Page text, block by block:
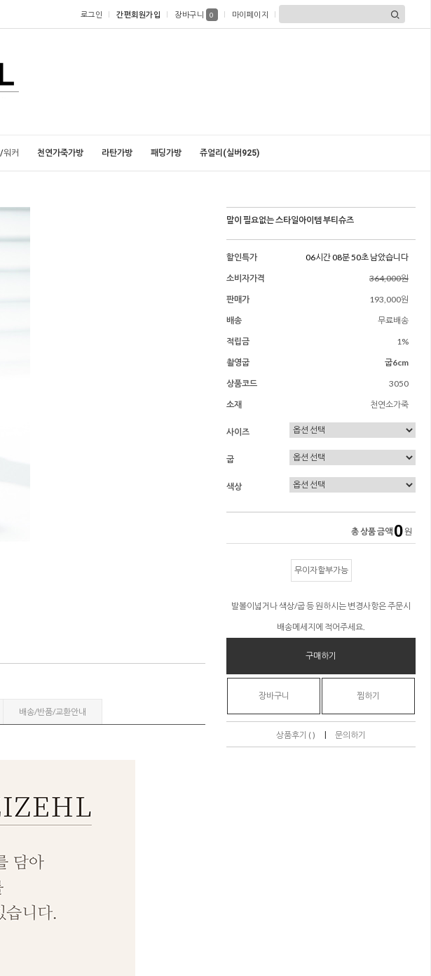
로그인 간편회원가입 장바구니 0 마이페이지
워커 천연가죽가방 라탄가방 패딩가방 쥬얼리(실버925)
배송/반품/교환안내
말이 필요없는 스타일아이템 부티슈즈
할인특가
06시간 08분 49초 남았습니다
소비자가격
364,000원
판매가
193,000원
배송
무료배송
적립금
1%
촬영굽
굽6cm
상품코드
3050
소재
천연소가죽
사이즈
굽
색상
총 상품 금액 0 원
무이자할부가능
발볼이넓거나 색상/굽 등 원하시는 변경사항은 주문시
배송메세지에 적어주세요.
구매하기
장바구니 찜하기
상품후기 ( ) | 문의하기